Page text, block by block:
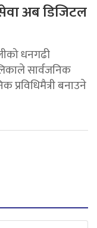
अब डिजिटल
धनगढी
सार्वजनिक
बनाउने